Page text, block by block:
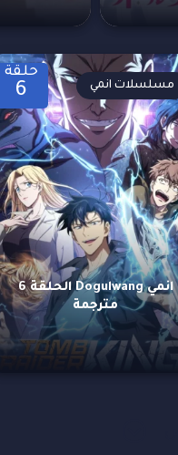
حلقة
6
انمي Dogulwang الحلقة 6
مترجمة
مسلسلات انمي